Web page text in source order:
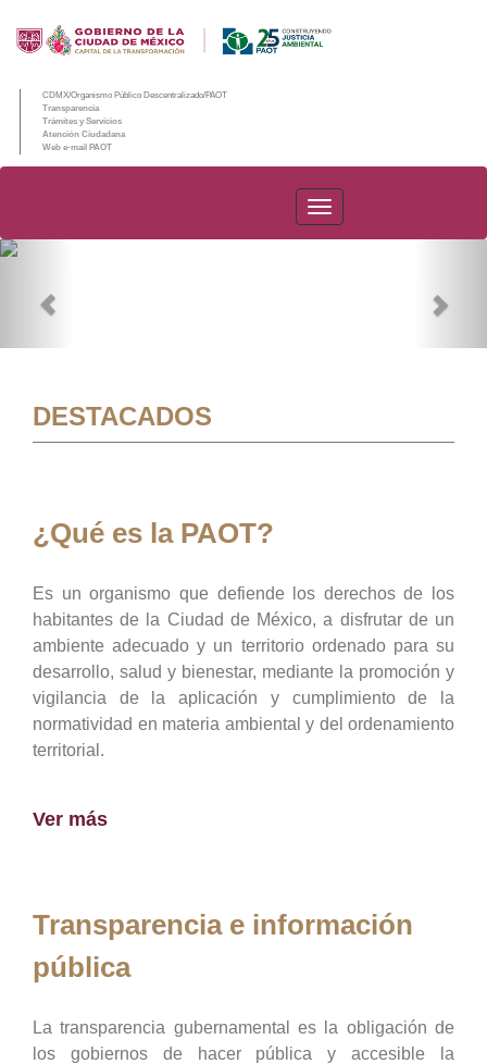
CDMX/Organismo Público Descentralizado/PAOT
Transparencia
Trámites y Servicios
Atención Ciudadana
Web e-mail PAOT
PAOT
DESTACADOS
¿Qué es la PAOT?
Es un organismo que defiende los derechos de los
habitantes de la Ciudad de México, a disfrutar de un
ambiente adecuado y un territorio ordenado para su
desarrollo, salud y bienestar, mediante la promoción y
vigilancia de la aplicación y cumplimiento de la
normatividad en materia ambiental y del ordenamiento
territorial.
Ver más
Transparencia e información
pública
La transparencia gubernamental es la obligación de
los gobiernos de hacer pública y accesible la